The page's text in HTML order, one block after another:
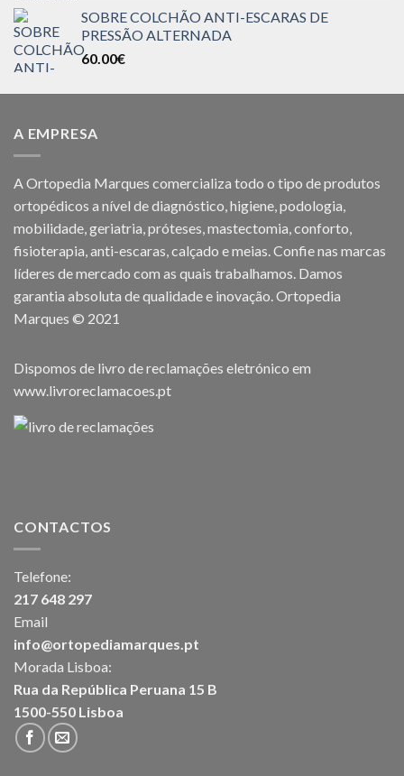
SOBRE COLCHÃO ANTI-ESCARAS DE
PRESSÃO ALTERNADA
60.00€
A EMPRESA
A Ortopedia Marques comercializa todo o tipo de produtos
ortopédicos a nível de diagnóstico, higiene, podologia,
mobilidade, geriatria, próteses, mastectomia, conforto,
fisioterapia, anti-escaras, calçado e meias. Confie nas marcas
líderes de mercado com as quais trabalhamos. Damos
garantia absoluta de qualidade e inovação. Ortopedia
Marques © 2021
Dispomos de livro de reclamações eletrónico em
www.livroreclamacoes.pt
CONTACTOS
Telefone:
217 648 297
Email
info@ortopediamarques.pt
Morada Lisboa:
Rua da República Peruana 15 B
1500-550 Lisboa